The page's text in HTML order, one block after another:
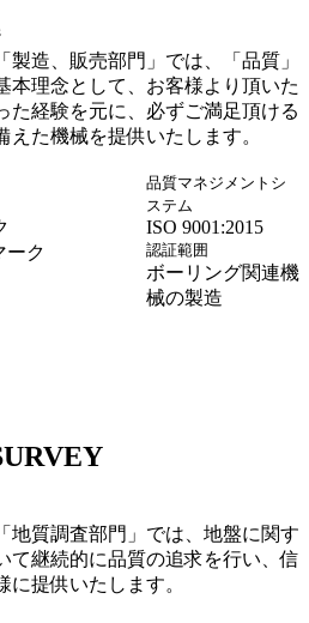
造、販売部門」では、「品質」
本理念として、お客様より頂いた
た経験を元に、必ずご満足頂ける
た機械を提供いたします。
品質マネジメントシ
ステム
ISO 9001:2015
認証範囲
ボーリング関連機
械の製造
地質調査部門」では、地盤に関す
て継続的に品質の追求を行い、信
提供いたします。